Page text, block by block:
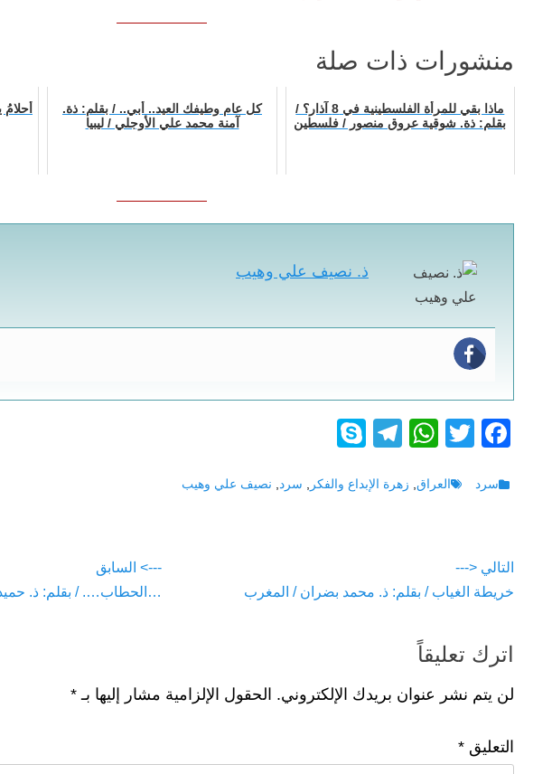
منشورات ذات صلة
ماذا بقي للمرأة الفلسطينية في 8 آذار؟ /
بقلم: ذة. شوقية عروق منصور / فلسطين
كل عام وطيفك العيد.. أبي.. / بقلم: ذة.
آمنة محمد علي الأوجلي / ليبيا
ذ. نصيف علي وهيب
F
c
o
o
T
tt
W
at
p
p
T
e
p
Categories
سرد Tagsالعراق زهرة الإبداع والفكر سرد نصيف علي وهيب
تصفّح
المقالات
---> السابق
Previous
…الحطاب…. / بقلم: ذ.
التالي <---
Next
خريطة الغياب / بقلم: ذ. محمد بضران / المغرب
اترك تعليقاً
لن يتم نشر عنوان بريدك الإلكتروني. الحقول الإلزامية مشار إليها بـ *
التعليق *